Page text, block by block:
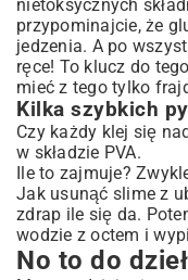
nietoksycznych
przypominajcie, że
jedzenia. A po
ręce! To klucz do
mieć z tego tylko
Kilka szybkich
Czy każdy klej się
w składzie PVA.
Ile to zajmuje?
Jak usunąć slime z
zdrap ile się da.
wodzie z octem i
No to do